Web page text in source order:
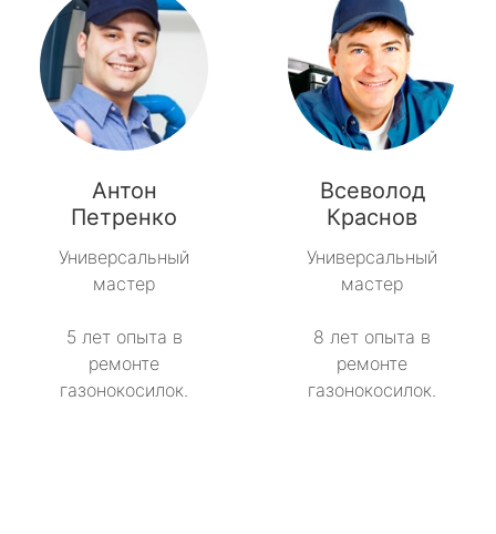
Антон
Петренко
Универсальный
мастер
5 лет опыта в
ремонте
газонокосилок.
Всеволод
Краснов
Универсальный
мастер
8 лет опыта в
ремонте
газонокосилок.